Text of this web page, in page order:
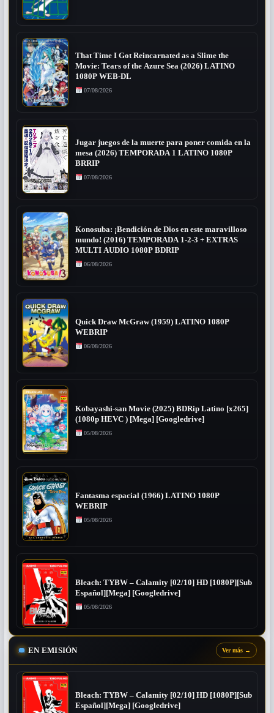
That Time I Got Reincarnated as a Slime the
Movie: Tears of the Azure Sea (2026) LATINO
1080P WEB-DL
07/08/2026
Jugar juegos de la muerte para poner comida en la
mesa (2026) TEMPORADA 1 LATINO 1080P
BRRIP
07/08/2026
Konosuba: ¡Bendición de Dios en este maravilloso
mundo! (2016) TEMPORADA 1-2-3 + EXTRAS
MULTI AUDIO 1080P BDRIP
06/08/2026
Quick Draw McGraw (1959) LATINO 1080P
WEBRIP
06/08/2026
Kobayashi-san Movie (2025) BDRip Latino [x265]
(1080p HEVC ) [Mega] [Googledrive]
05/08/2026
Fantasma espacial (1966) LATINO 1080P
WEBRIP
05/08/2026
Bleach: TYBW – Calamity [02/10] HD [1080P][Sub
Español][Mega] [Googledrive]
05/08/2026
EN EMISIÓN Ver más →
Bleach: TYBW – Calamity [02/10] HD [1080P][Sub
Español][Mega] [Googledrive]